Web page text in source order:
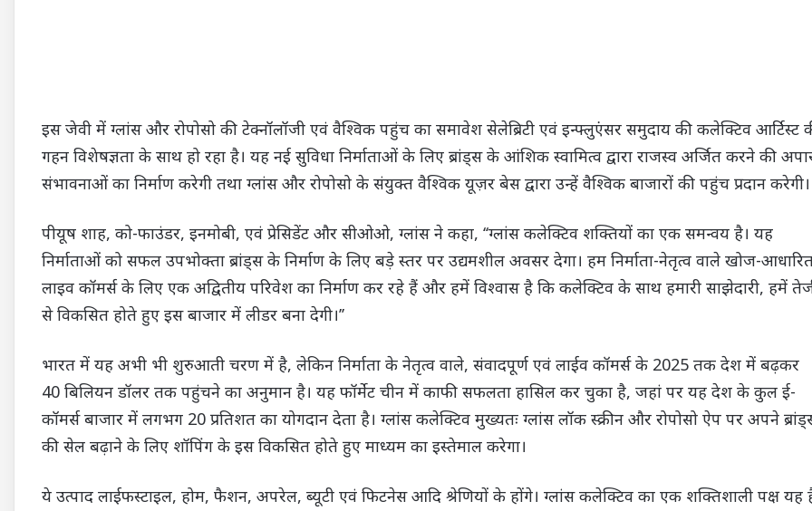
इस जेवी में ग्लांस और रोपोसो की टेक्नॉलॉजी एवं वैश्विक पहुंच का समावेश सेलेब्रिटी एवं इन्फ्लुएंसर समुदाय की कलेक्टिव आर्टिस्ट
गहन विशेषज्ञता के साथ हो रहा है। यह नई सुविधा निर्माताओं के लिए ब्रांड्स के आंशिक स्वामित्व द्वारा राजस्व अर्जित करने की
संभावनाओं का निर्माण करेगी तथा ग्लांस और रोपोसो के संयुक्त वैश्विक यूज़र बेस द्वारा उन्हें वैश्विक बाजारों की पहुंच प्रदान करेगी।
पीयूष शाह, को-फाउंडर, इनमोबी, एवं प्रेसिडेंट और सीओओ, ग्लांस ने कहा, ‘‘ग्लांस कलेक्टिव शक्तियों का एक समन्वय है। यह
निर्माताओं को सफल उपभोक्ता ब्रांड्स के निर्माण के लिए बड़े स्तर पर उद्यमशील अवसर देगा। हम निर्माता-नेतृत्व वाले खोज-
लाइव कॉमर्स के लिए एक अद्वितीय परिवेश का निर्माण कर रहे हैं और हमें विश्वास है कि कलेक्टिव के साथ हमारी साझेदारी, हमें
से विकसित होते हुए इस बाजार में लीडर बना देगी।’’
भारत में यह अभी भी शुरुआती चरण में है, लेकिन निर्माता के नेतृत्व वाले, संवादपूर्ण एवं लाईव कॉमर्स के 2025 तक देश में बढ़कर
40 बिलियन डॉलर तक पहुंचने का अनुमान है। यह फॉर्मेट चीन में काफी सफलता हासिल कर चुका है, जहां पर यह देश के कुल ई-
कॉमर्स बाजार में लगभग 20 प्रतिशत का योगदान देता है। ग्लांस कलेक्टिव मुख्यतः ग्लांस लॉक स्क्रीन और रोपोसो ऐप पर अपने
की सेल बढ़ाने के लिए शॉपिंग के इस विकसित होते हुए माध्यम का इस्तेमाल करेगा।
ये उत्पाद लाईफस्टाइल, होम, फैशन, अपरेल, ब्यूटी एवं फिटनेस आदि श्रेणियों के होंगे। ग्लांस कलेक्टिव का एक शक्तिशाली पक्ष यह